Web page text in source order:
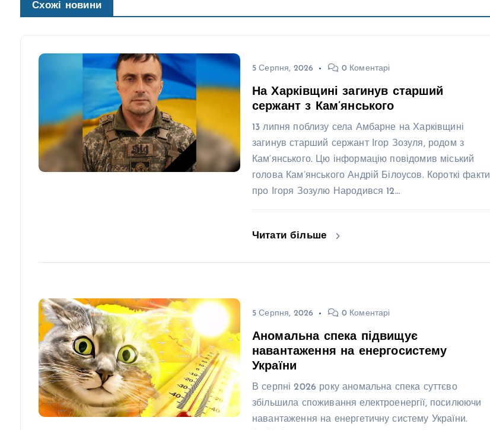
Схожі новини
5 Серпня, 2026 0 Коментарі
На Харківщині загинув старший
сержант з Кам’янського
13 липня поблизу села Амбарне на Харківщині
загинув старший сержант Ігор Зозуля, родом з
Кам’янського. Цю інформацію повідомив міський
голова Кам’янського Андрій Білоусов. Короткі факти
про Ігоря Зозулю Народився 12…
Читати більше
5 Серпня, 2026 0 Коментарі
Аномальна спека підвищує
навантаження на енергосистему
України
В серпні 2026 року аномальна спека суттєво
збільшила споживання електроенергії, посилюючи
навантаження на енергетичну систему України.